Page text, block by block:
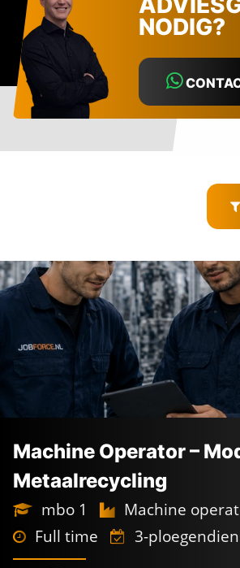
NODIG?
Machine Operator –
Metaalrecycling
mbo 1
Machine
Full time
3-